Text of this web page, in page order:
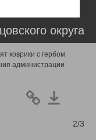
коврики с гербом
администрации
2/3
округа